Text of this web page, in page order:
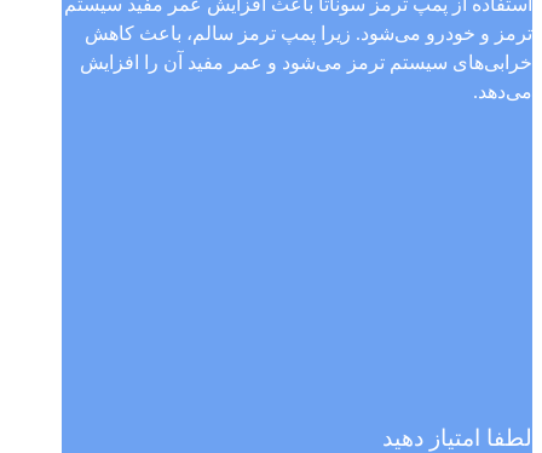
ترمز و خودرو می‌شود. زیرا پمپ ترمز سالم، باعث کاهش
خرابی‌های سیستم ترمز می‌شود و عمر مفید آن را افزایش
می‌دهد.
لطفا امتیاز دهید